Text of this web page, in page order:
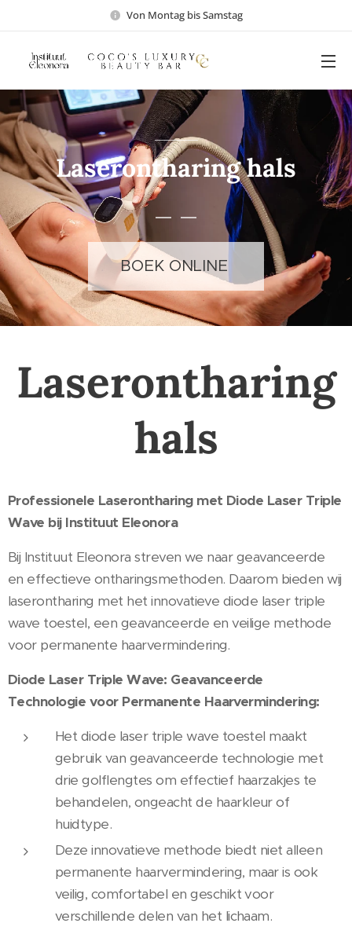
Von Montag bis Samstag
Laserontharing hals
BOEK ONLINE
Laserontharing
hals
Professionele Laserontharing met Diode Laser Triple
Wave bij Instituut Eleonora
Bij Instituut Eleonora streven we naar geavanceerde
en effectieve ontharingsmethoden. Daarom bieden wij
laserontharing met het innovatieve diode laser triple
wave toestel, een geavanceerde en veilige methode
voor permanente haarvermindering.
Diode Laser Triple Wave: Geavanceerde
Technologie voor Permanente Haarvermindering:
Het diode laser triple wave toestel maakt
gebruik van geavanceerde technologie met
drie golflengtes om effectief haarzakjes te
behandelen, ongeacht de haarkleur of
huidtype.
Deze innovatieve methode biedt niet alleen
permanente haarvermindering, maar is ook
veilig, comfortabel en geschikt voor
verschillende delen van het lichaam.